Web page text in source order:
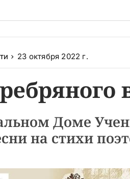
23 октября 2022 г.
Доме
на стихи